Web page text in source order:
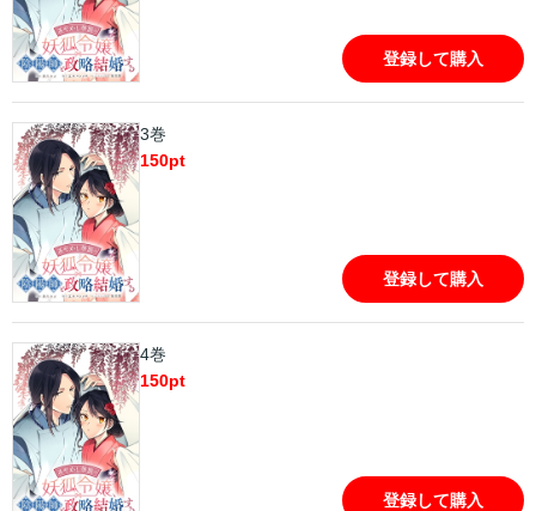
登録して購入
3巻
150pt
登録して購入
4巻
150pt
登録して購入